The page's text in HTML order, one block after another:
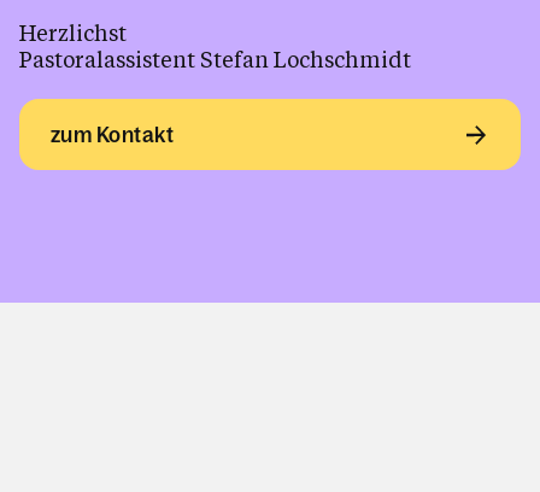
Kalender
Personen
Herzlichst
Pastoralassistent Stefan Lochschmidt
zum Kontakt